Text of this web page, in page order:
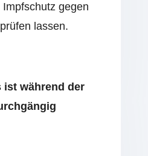
gegen
lassen.
ist während der